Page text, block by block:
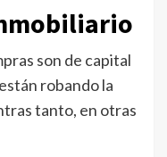
son de capital
robando la
tanto, en otras